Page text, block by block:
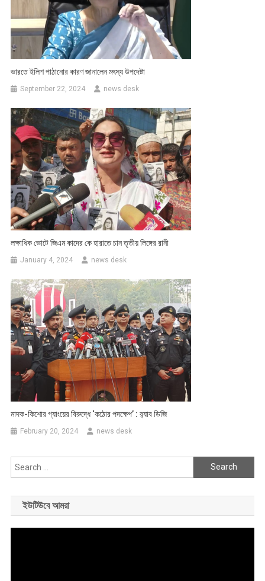
ভারতে ইলিশ পাঠানোর কারণ জানালেন মৎস্য উপদেষ্টা
September 22, 2024 news desk
লক্ষাধিক ভোটে জিএম কাদের কে হারাতে চান তৃতীয় লিঙ্গের রানী
January 4, 2024 news desk
মাদক-কিশোর গ্যাংয়ের বিরুদ্ধে ‘কঠোর পদক্ষেপ’ : র‍্যাব ডিজি
February 20, 2024 news desk
Search
for:
ইউটিউবে আমরা